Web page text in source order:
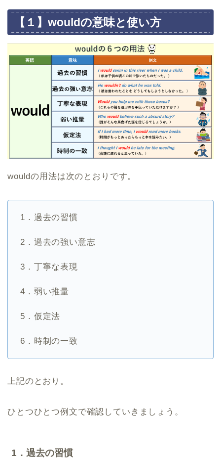
【１】wouldの意味と使い方
wouldの用法は次のとおりです。
1．過去の習慣
2．過去の強い意志
3．丁寧な表現
4．弱い推量
5．仮定法
6．時制の一致
上記のとおり。
ひとつひとつ例文で確認していきましょう。
1．過去の習慣